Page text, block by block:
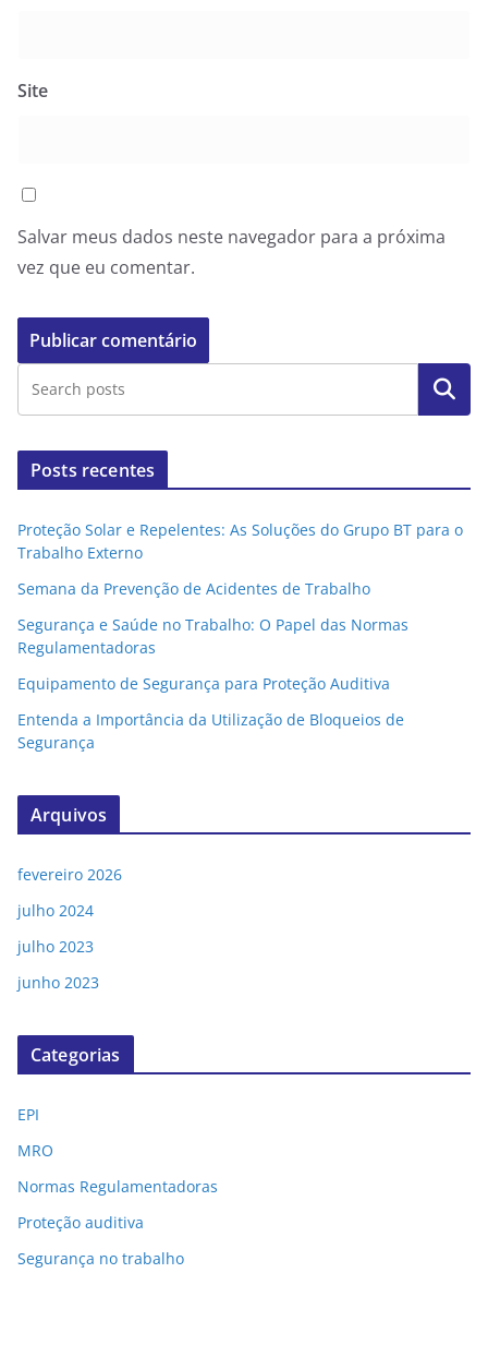
Site
Salvar meus dados neste navegador para a próxima
vez que eu comentar.
Pesquisar
Posts recentes
Proteção Solar e Repelentes: As Soluções do Grupo BT para o
Trabalho Externo
Semana da Prevenção de Acidentes de Trabalho
Segurança e Saúde no Trabalho: O Papel das Normas
Regulamentadoras
Equipamento de Segurança para Proteção Auditiva
Entenda a Importância da Utilização de Bloqueios de
Segurança
Arquivos
fevereiro 2026
julho 2024
julho 2023
junho 2023
Categorias
EPI
MRO
Normas Regulamentadoras
Proteção auditiva
Segurança no trabalho